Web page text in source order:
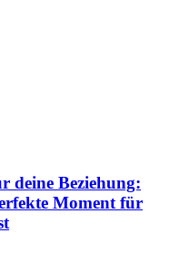
deine Beziehung:
Moment für